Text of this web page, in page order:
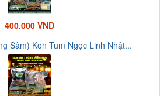
400.000 VND
Sâm) Kon Tum Ngọc Linh Nhật...